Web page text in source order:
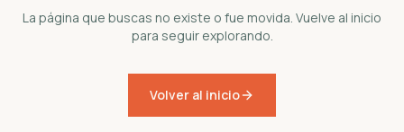
La página que buscas no existe o fue movida. Vuelve al inicio
para seguir explorando.
Volver al inicio